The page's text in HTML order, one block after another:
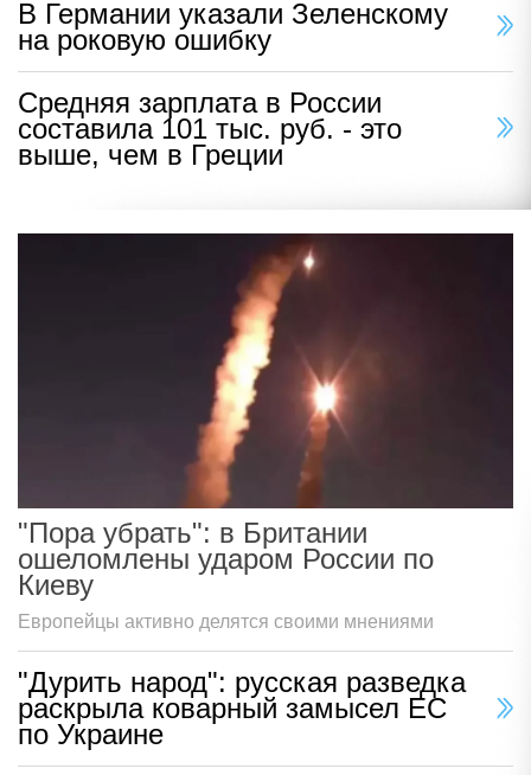
В Германии указали Зеленскому
на роковую ошибку
Средняя зарплата в России
составила 101 тыс. руб. - это
выше, чем в Греции
"Пора убрать": в Британии
ошеломлены ударом России по
Киеву
Европейцы активно делятся своими мнениями
"Дурить народ": русская разведка
раскрыла коварный замысел ЕС
по Украине